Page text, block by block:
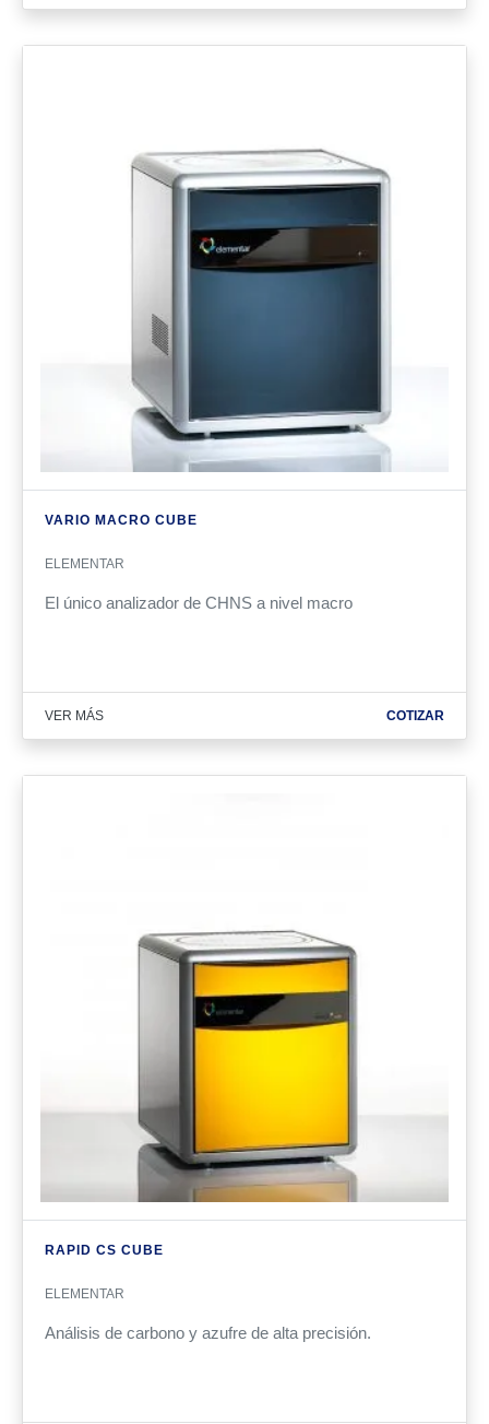
VARIO MACRO CUBE
ELEMENTAR
El único analizador de CHNS a nivel macro
VER MÁS COTIZAR
RAPID CS CUBE
ELEMENTAR
Análisis de carbono y azufre de alta precisión.